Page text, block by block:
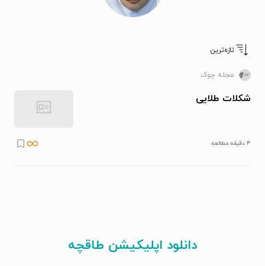
تازه‌ترین
مجله چوک
شکلات طلایی
۴ دقیقه مطالعه
دانلود اپلیکیشن طاقچه